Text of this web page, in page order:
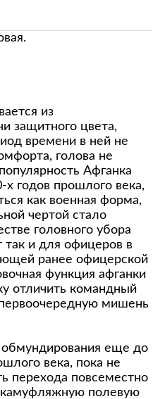
из
защитного цвета,
времени в ней не
голова не
Афганка
х годов прошлого века,
как военная форма,
чертой стало
головного убора
так и для офицеров в
ранее офицерской
функция афганки
отличить командный
мишень
обмундирования еще до
века, пока не
перехода повсеместно
полевую